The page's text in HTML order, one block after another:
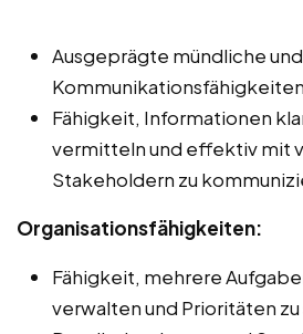
Ausgeprägte mündliche
Fähigkeit, Informationen
vermitteln und effektiv mit
Stakeholdern zu
Organisationsfähigkeiten:
Fähigkeit, mehrere
verwalten und Prioritäten